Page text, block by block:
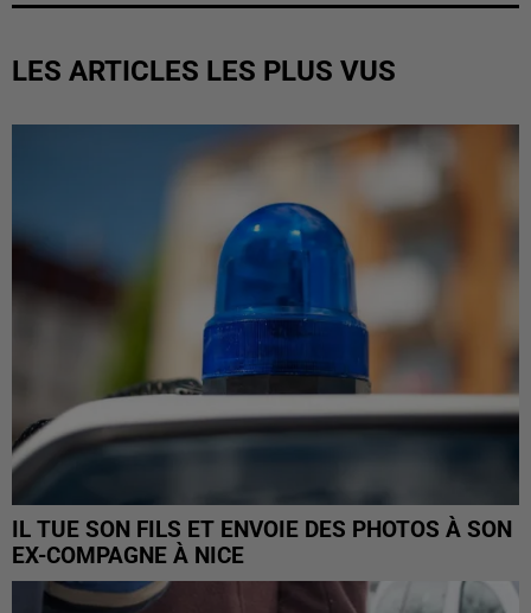
LES ARTICLES LES PLUS VUS
IL TUE SON FILS ET ENVOIE DES PHOTOS À SON
EX-COMPAGNE À NICE